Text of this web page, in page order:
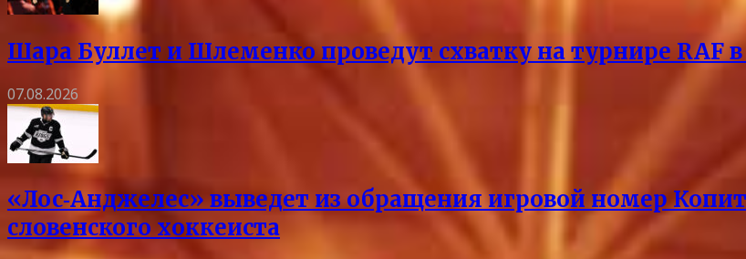
Шара Буллет и Шлеменко проведут схватку на турнире RAF
07.08.2026
«Лос‑Анджелес» выведет из обращения игровой номер
словенского хоккеиста